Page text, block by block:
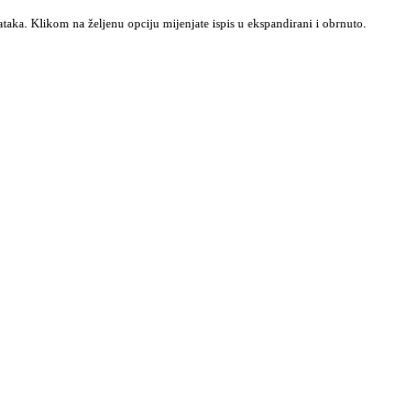
Klikom na željenu opciju mijenjate ispis u ekspandirani i obrnuto.